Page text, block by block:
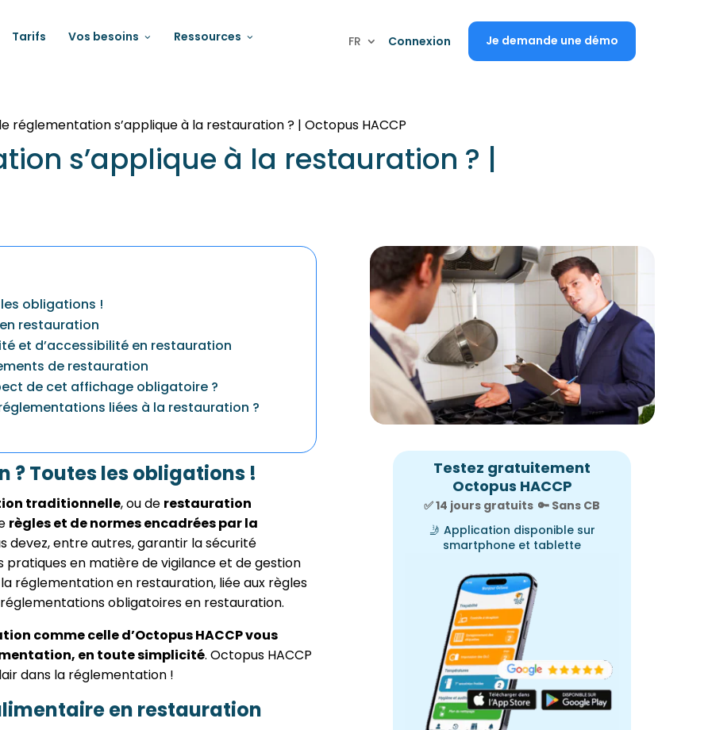
Tarifs Vos besoins Ressources FR Connexion Je demande une démo
réglementation s’applique à la restauration ? | Octopus HACCP
s’applique à la restauration ? |
obligations !
restauration
et d’accessibilité en restauration
de restauration
de cet affichage obligatoire ?
liées à la restauration ?
Toutes les obligations !
traditionnelle, ou de restauration
règles et de normes encadrées par la
devez, entre autres, garantir la sécurité
en matière de vigilance et de gestion
réglementation en restauration, liée aux règles
obligatoires en restauration.
comme celle d’Octopus HACCP vous
en toute simplicité. Octopus HACCP
dans la réglementation !
en restauration
Testez gratuitement
Octopus HACCP
✅ 14 jours gratuits🔑 Sans CB
🤳 Application disponible sur
smartphone et tablette